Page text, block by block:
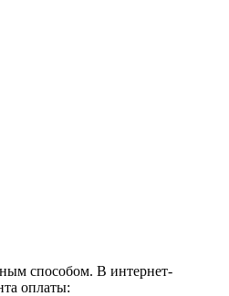
способом. В интернет-
оплаты: